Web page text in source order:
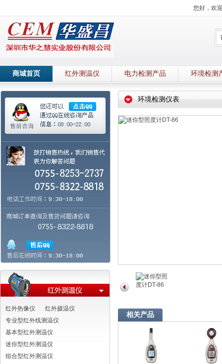
您好，欢
商城首页 红外测温仪 电力检测产品 环境检测
红外热像仪
红外摄温仪
专业型红外线测温仪
基本型红外测温仪
迷你型红外测温仪
组合型红外测温仪
环境检测仪表
相关产品